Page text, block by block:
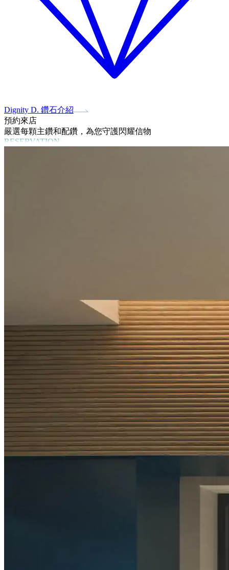
Dignity D. 鑽石介紹
預約來店
嚴選每顆主鑽和配鑽，為您守護閃耀信物
RESERVATION